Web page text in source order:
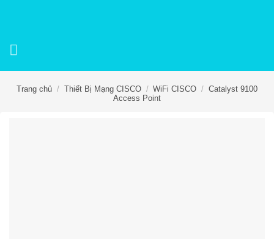
Trang chủ / Thiết Bị Mạng CISCO / WiFi CISCO / Catalyst 9100
Access Point